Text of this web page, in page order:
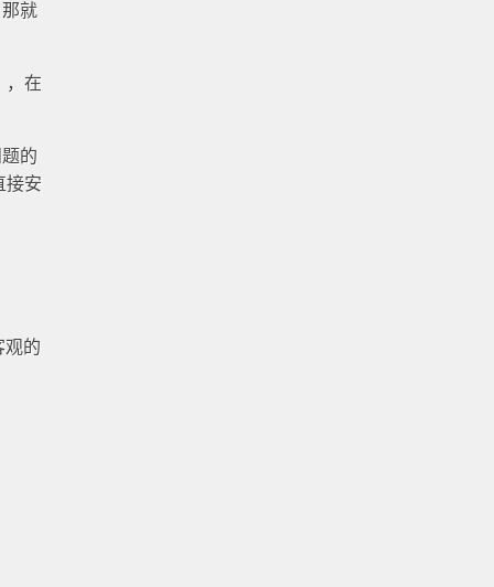
就
，在
的
接安
观的